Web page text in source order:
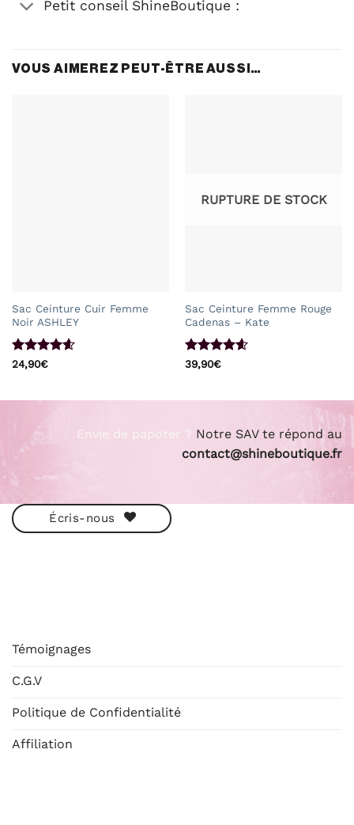
Petit conseil ShineBoutique :
VOUS AIMEREZ PEUT-ÊTRE AUSSI…
Sac Ceinture Cuir Femme
Noir ASHLEY
Note4.6
24,90€
RUPTURE DE STOCK
Sac Ceinture Femme Rouge
Cadenas – Kate
Note4.6
39,90€
Envie de papoter ? Notre SAV te répond au
contact@shineboutique.fr
Écris-nous
Témoignages
C.G.V
Politique de Confidentialité
Affiliation